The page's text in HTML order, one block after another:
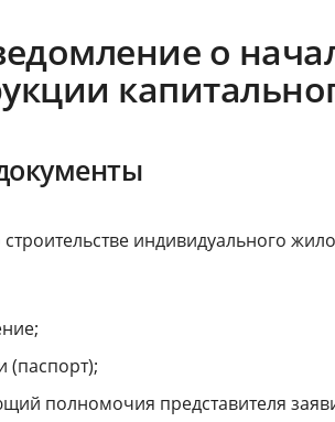
о
индивидуального
(паспорт);
полномочия представителя